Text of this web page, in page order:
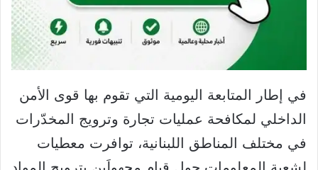
في إطار المتابعة اليومية التي تقوم بها قوى الأمن
الداخلي لمكافحة عمليات تجارة وترويج المخدّرات
في مختلف المناطق اللبنانية، توافرت معطيات